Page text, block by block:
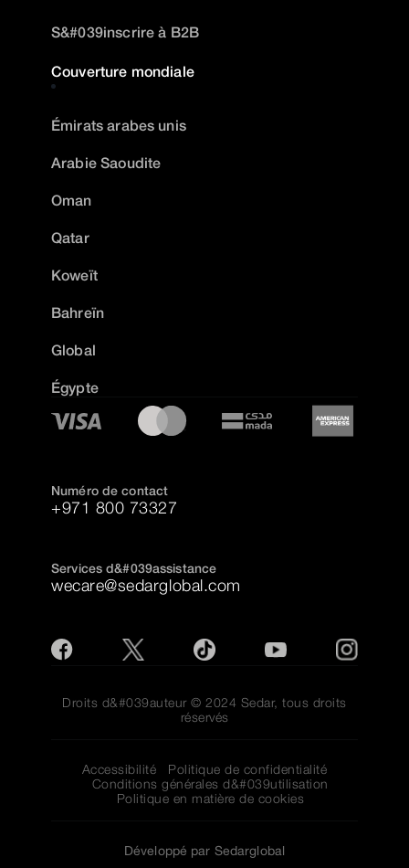
S&#039inscrire à B2B
Couverture mondiale
Émirats arabes unis
Arabie Saoudite
Oman
Qatar
Koweït
Bahreïn
Global
Égypte
Numéro de contact
+971 800 73327
Services d&#039assistance
wecare@sedarglobal.com
Droits d&#039auteur © 2024 Sedar, tous droits
réservés
Accessibilité
Politique de confidentialité
Conditions générales d&#039utilisation
Politique en matière de cookies
Développé par Sedarglobal